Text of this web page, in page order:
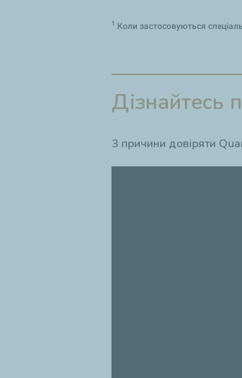
1 Коли застосовуються
Дізнайтесь
3 причини довіряти